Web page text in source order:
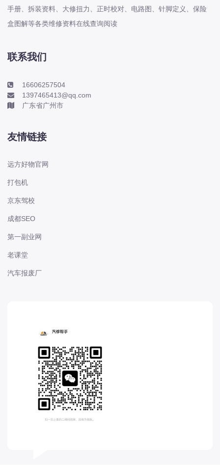
本田-东风本田
本田-广州本田
标致
标致-进口
比亚迪
比亚迪商用车
比速
创维
昌河
长安
长安-跨越
D
DS
DS
DS-进口
东南
手册、拆装资料、大修扭力、正时校对、电路图、针脚定义、保险
盒图解等各类维修资料在线查询阅读
联系我们
16606257504
1397465413@qq.com
广东省广州市
友情链接
远方好物官网
打包机
京东驾校
成都SEO
第一副业网
老课堂
汽车报废厂